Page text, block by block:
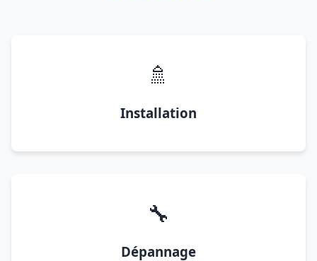
🚿
Installation
🔧
Dépannage